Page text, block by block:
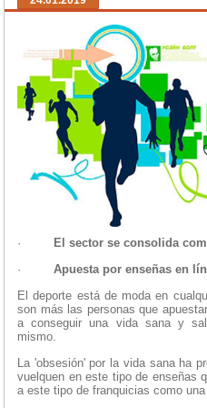
·
El sector se consolida
· Apuesta por enseñas en
El deporte está de moda en
son más las personas que
a conseguir una vida sana y
mismo.
La 'obsesión' por la vida sana ha
vuelquen en este tipo de enseñas
a este tipo de franquicias como